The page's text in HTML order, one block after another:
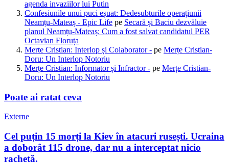
agenda invaziilor lui Putin
Confesiunile unui puci eșuat: Dedesubturile operațiunii
Neamțu-Mateaș - Epic Life pe Secară și Baciu dezvăluie
planul Neamțu-Mateaș: Cum a fost salvat candidatul PER
Octavian Floruța
Merte Cristian: Interlop și Colaborator - pe Merțe Cristian-
Doru: Un Interlop Notoriu
Merțe Cristian: Informator și Infractor - pe Merțe Cristian-
Doru: Un Interlop Notoriu
Poate ai ratat ceva
Externe
Cel puțin 15 morți la Kiev în atacuri rusești. Ucraina
a doborât 115 drone, dar nu a interceptat nicio
rachetă.